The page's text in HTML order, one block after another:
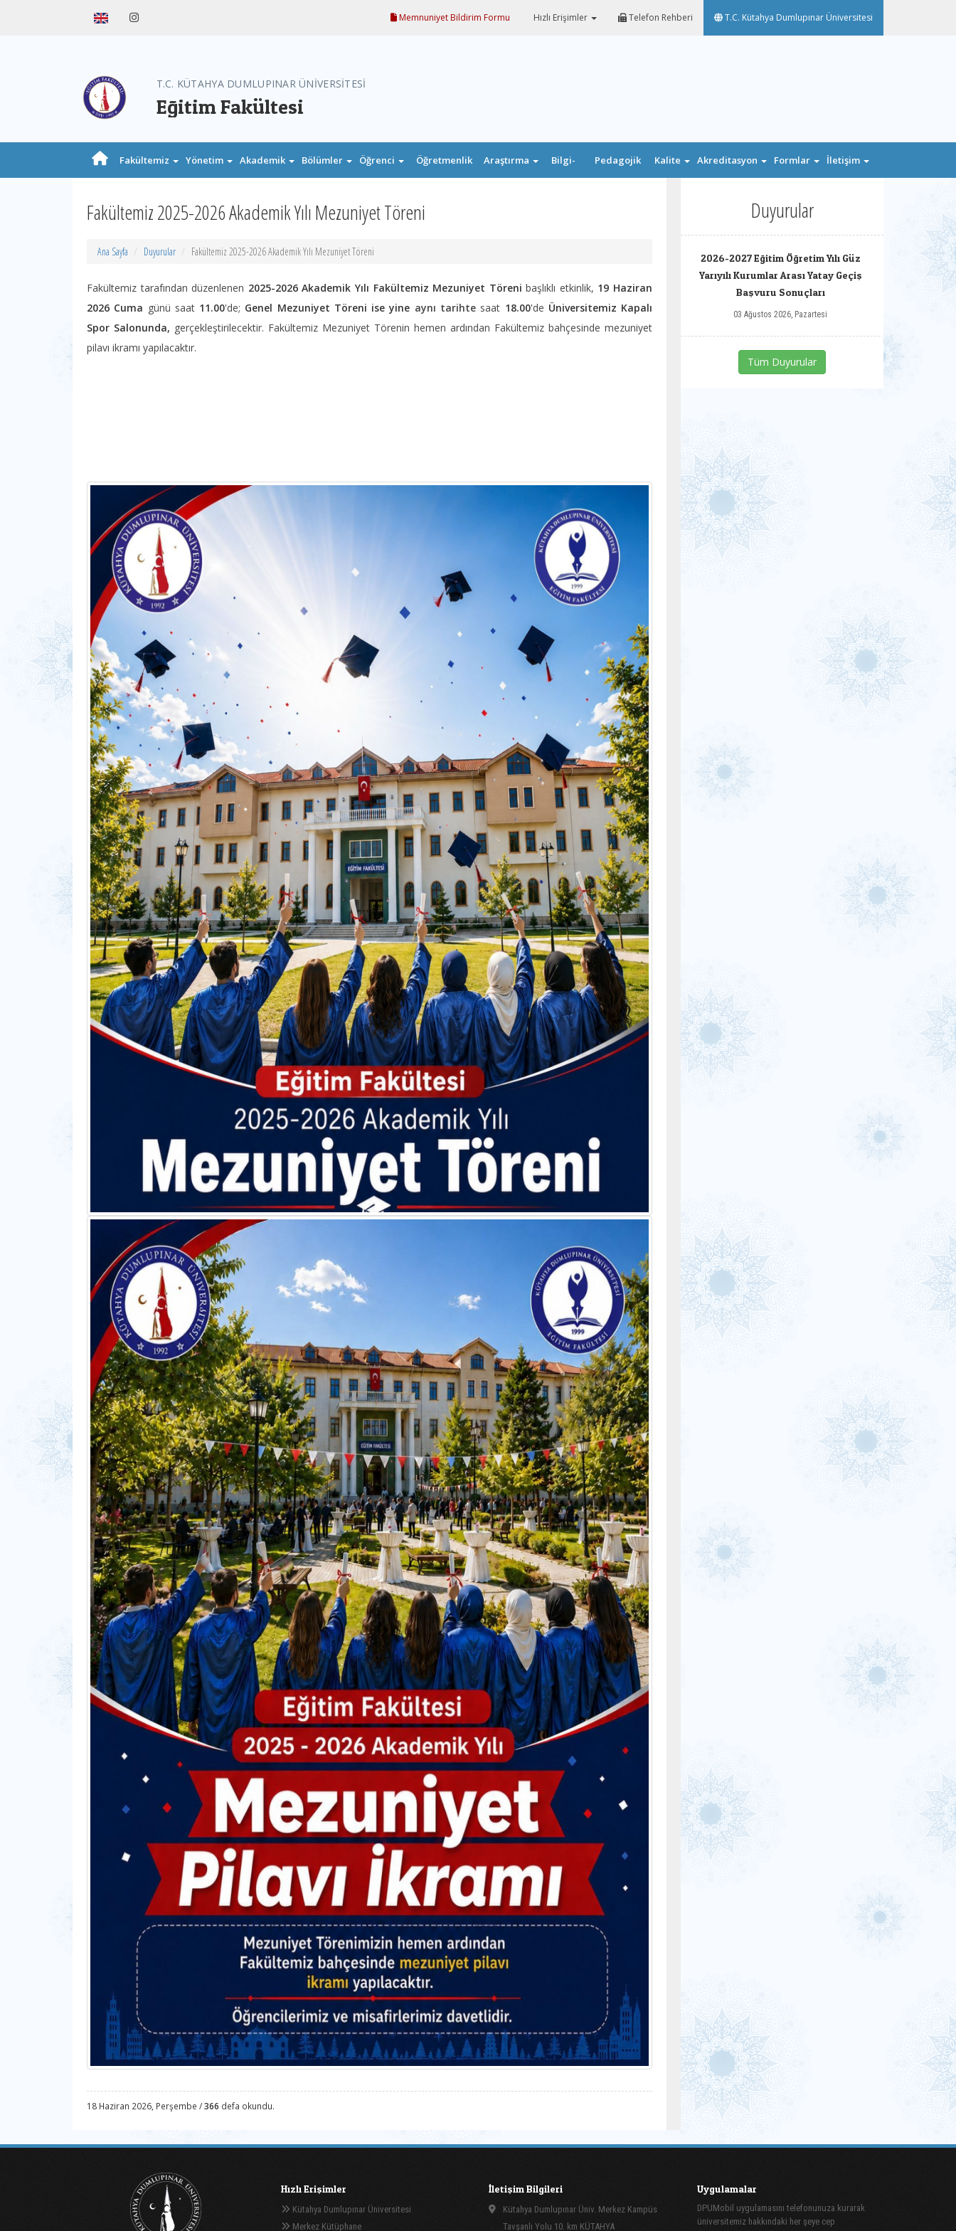
Memnuniyet Bildirim Formu Hızlı Erişimler Telefon Rehberi T.C. Kütahya Dumlupınar Üniversitesi
T.C. KÜTAHYA DUMLUPINAR ÜNİVERSİTESİ
Eğitim Fakültesi
Fakültemiz Yönetim Akademik Bölümler Öğrenci Öğretmenlik Araştırma Bilgi- Pedagojik Kalite Akreditasyon Formlar İletişim
Fakültemiz 2025-2026 Akademik Yılı Mezuniyet Töreni
Ana Sayfa Duyurular Fakültemiz 2025-2026 Akademik Yılı Mezuniyet Töreni
Fakültemiz tarafından düzenlenen 2025-2026 Akademik Yılı Fakültemiz Mezuniyet Törenibaşlıklı etkinlik, 19 Haziran
2026 Cuma günü saat 11.00'de; Genel Mezuniyet Töreni ise yine aynı tarihte saat 18.00'de Üniversitemiz Kapalı
Spor Salonunda, gerçekleştirilecektir. Fakültemiz Mezuniyet Törenin hemen ardından Fakültemiz bahçesinde mezuniyet
pilavı ikramı yapılacaktır.
18 Haziran 2026, Perşembe /366 defa okundu.
Duyurular
2026-2027 Eğitim Öğretim Yılı Güz
Yarıyılı Kurumlar Arası Yatay Geçiş
Başvuru Sonuçları
03 Ağustos 2026, Pazartesi
Tüm Duyurular
Hızlı Erişimler
Kütahya Dumlupınar Üniversitesi
Merkez Kütüphane
İletişim Bilgileri
Kütahya Dumlupınar Üniv. Merkez Kampüs
Tavşanlı Yolu 10. km KÜTAHYA
Uygulamalar
DPUMobil uygulamasını telefonunuza kurarak
üniversitemiz hakkındaki her şeye cep